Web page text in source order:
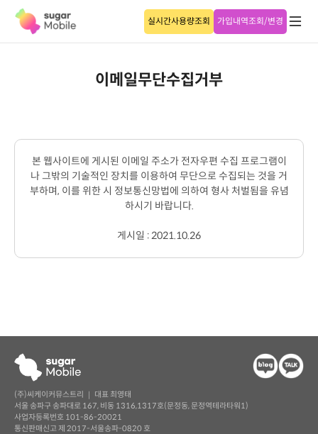
실시간사용량조회 가입내역조회/변경
이메일무단수집거부
본 웹사이트에 게시된 이메일 주소가 전자우편 수집 프로그램이
나 그밖의 기술적인 장치를 이용하여 무단으로 수집되는 것을 거
부하며, 이를 위한 시 정보통신망법에 의하여 형사 처벌됨을 유념
하시기 바랍니다.
게시일 : 2021.10.26
(주)씨케이커뮤스트리 ｜ 대표 최영태
서울 송파구 송파대로 167, 비동 1316,1317호(문정동, 문정역테라타워1)
사업자등록번호 101-86-20021
통신판매신고 제 2017-서울송파-0820 호